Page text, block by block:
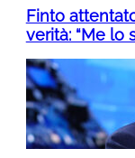
Finto
verità: “Me lo